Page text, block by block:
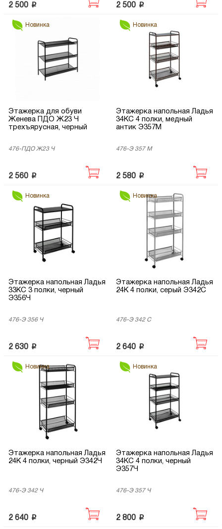
2 500 p 2 500 p
Новинка
Этажерка для обуви
Женева ПДО Ж23 Ч
трехъярусная, черный
476-ПДО Ж23 Ч
2 560 p
Новинка
Этажерка напольная Ладья
34КС 4 полки, медный
антик Э357М
476-Э 357 М
2 580 p
Новинка
Этажерка напольная Ладья
33КС 3 полки, черный
Э356Ч
476-Э 356 Ч
2 630 p
Новинка
Этажерка напольная Ладья
24К 4 полки, серый Э342С
476-Э 342 С
2 640 p
Новинка
Этажерка напольная Ладья
24К 4 полки, черный Э342Ч
476-Э 342 Ч
2 640 p
Новинка
Этажерка напольная Ладья
34КС 4 полки, черный
Э357Ч
476-Э 357 Ч
2 800 p